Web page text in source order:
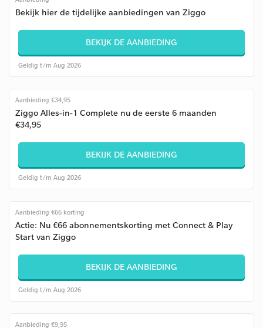
Bekijk hier de tijdelijke aanbiedingen van Ziggo
BEKIJK DE AANBIEDING
Geldig t/m Aug 2026
Aanbieding €34,95
Ziggo Alles-in-1 Complete nu de eerste 6 maanden
€34,95
BEKIJK DE AANBIEDING
Geldig t/m Aug 2026
Aanbieding €66 korting
Actie: Nu €66 abonnementskorting met Connect & Play
Start van Ziggo
BEKIJK DE AANBIEDING
Geldig t/m Aug 2026
Aanbieding €9,95